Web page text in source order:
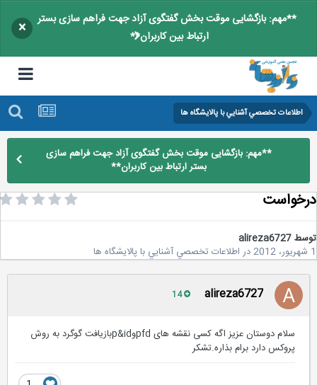
**مهم: بازگشایی موقت بخش گفتگوی آزاد جهت فراهم سازی بستر
ارتباط بین کاربران**
×
اطلاعات تخصصي آشنايي با پالايشگاه ها
**مهم: بازگشایی موقت بخش گفتگوی آزاد جهت فراهم سازی
بستر ارتباط بین کاربران**
alireza6727
دراطلاعات تخصصي آشنايي با پالايشگاه ها
alireza6727
سلام دوستان عزیز اگه کسی نقشه های pfdوp&idبازیافت گوگرد به روش
پروکس دارد برام بذاره.تشکر